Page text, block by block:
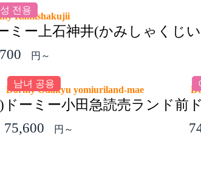
전용
Kamishakujii
ミー上石神井(かみしゃくじ
円～
남녀 공용
Dormy Odakyu yomiuriland-mae
ドーミー小田急読売ランド前
75,600
円～